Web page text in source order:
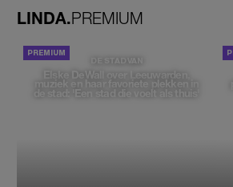
LINDA.PREMIUM
DE STAD VAN
Elske DeWall over Leeuwarden,
muziek en haar favoriete plekken in
de stad: 'Een stad die voelt als thuis'